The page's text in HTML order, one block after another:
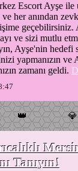
Escort Ayşe ile
her anından
geçebilirsiniz.
ve sizi mutlu
Ayşe'nin hedefi
yapmanızın ve
zamanı geldi.
👑 💎
Tanıyın!